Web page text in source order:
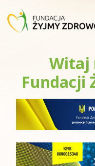
Witaj
Fundacji